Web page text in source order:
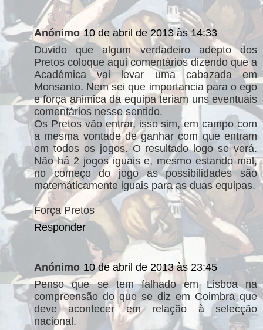
Anónimo 10 de abril de 2013 às 14:33
Duvido que algum verdadeiro adepto dos
Pretos coloque aqui comentários dizendo que a
Académica vai levar uma cabazada em
Monsanto. Nem sei que importancia para o ego
e força animica da equipa teriam uns eventuais
comentários nesse sentido.
Os Pretos vão entrar, isso sim, em campo com
a mesma vontade de ganhar com que entram
em todos os jogos. O resultado logo se verá.
Não há 2 jogos iguais e, mesmo estando mal,
no começo do jogo as possibilidades são
matemáticamente iguais para as duas equipas.
Força Pretos
Responder
Anónimo 10 de abril de 2013 às 23:45
Penso que se tem falhado em Lisboa na
compreensão do que se diz em Coimbra que
deve acontecer em relação à selecção
nacional.